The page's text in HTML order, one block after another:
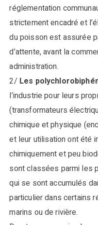
réglementation
strictement encadré et
du poisson est assurée
d’attente, avant la
administration.
2/ Les
l’industrie pour leurs
(transformateurs
chimique et physique
et leur utilisation ont été
chimiquement et peu
sont classées parmi les
qui se sont accumulés
particulier dans certains
marins ou de rivière.